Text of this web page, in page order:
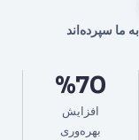
%70
افزایش
بهره‌وری